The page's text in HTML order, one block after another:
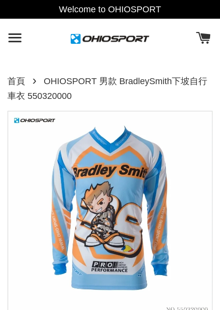
Welcome to OHIOSPORT
首頁 ›
OHIOSPORT 男款 BradleySmith下坡自行
車衣 550320000